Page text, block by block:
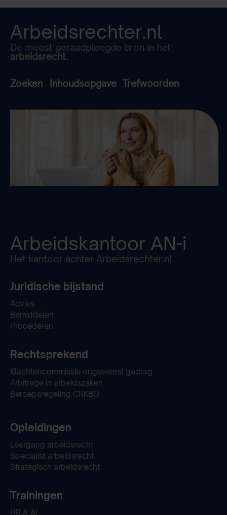
Arbeidsrechter.nl
De meest geraadpleegde bron in het
arbeidsrecht.
Zoeken Inhoudsopgave Trefwoorden
Arbeidskantoor AN-i
Het kantoor achter Arbeidsrechter.nl
Juridische bijstand
Advies
Bemiddelen
Procederen
Rechtsprekend
Klachtencommissie ongewenst gedrag
Arbitrage in arbeidszaken
Beroepsregeling CRKBO
Opleidingen
Leergang arbeidsrecht
Specialist arbeidsrecht
Strategisch arbeidsrecht
Trainingen
HR & AI